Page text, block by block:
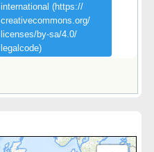
international ​(​https:​/​/​
creativecommons.​org/​
licenses/​by-​sa/​4.​0/​
legalcode)​